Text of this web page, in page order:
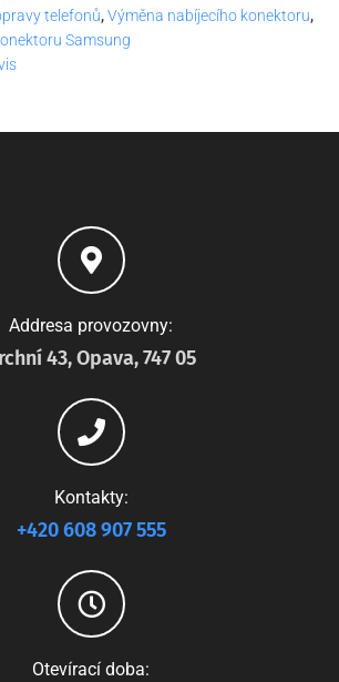
telefonů,Výměna nabíjecího konektoru,
Samsung
Addresa provozovny:
43, Opava, 747 05
Kontakty:
+420 608 907 555
Otevírací doba: